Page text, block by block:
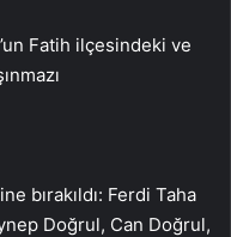
Fatih ilçesindeki ve
bırakıldı: Ferdi Taha
Doğrul, Can Doğrul,